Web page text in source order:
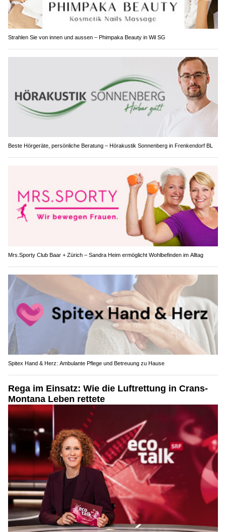
Strahlen Sie von innen und aussen – Phimpaka Beauty in Wil SG
Beste Hörgeräte, persönliche Beratung – Hörakustik Sonnenberg in Frenkendorf BL
Mrs.Sporty Club Baar + Zürich – Sandra Heim ermöglicht Wohlbefinden im Alltag
Spitex Hand & Herz: Ambulante Pflege und Betreuung zu Hause
Rega im Einsatz: Wie die Luftrettung in Crans-
Montana Leben rettete